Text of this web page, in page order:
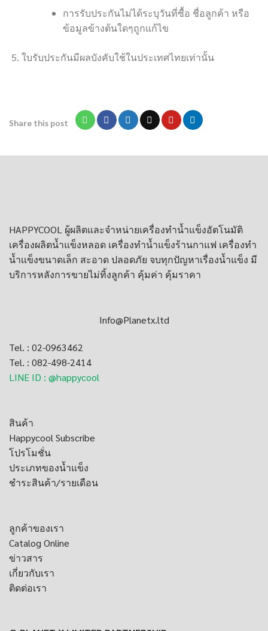
การรับประกันไม่ได้ระบุวันที่ซื้อ ชื่อลูกค้า หรือ
ข้อมูลข้างต้นใดๆถูกแก้ไข
ใบรับประกันมีผลบังคับใช้ในประเทศไทยเท่านั้น
Share this post
HAPPYCOOL ผู้ผลิตและจำหน่ายเครื่องทำน้ำแข็งอัตโนมัติ
เครื่องผลิตน้ำแข็งหลอด เครื่องทําน้ำแข็งร้านกาแฟ เครื่องทำ
น้ำเเข็งขนาดเล็ก สะอาด ปลอดภัย จบทุกปัญหาเรื่องน้ำแข็ง มี
บริการหลังการขายไม่ทิ้งลูกค้า คุ้มค่า คุ้มราคา
Info@Planetx.ltd
Tel. : 02-0963462
Tel. : 082-498-2414
LINE ID : @happycool
สินค้า
Happycool Subscribe
โปรโมชั่น
ประเภทของน้ำแข็ง
ชำระสินค้า/รายเดือน
ลูกค้าของเรา
Catalog Online
ข่าวสาร
เกี่ยวกับเรา
ติดต่อเรา